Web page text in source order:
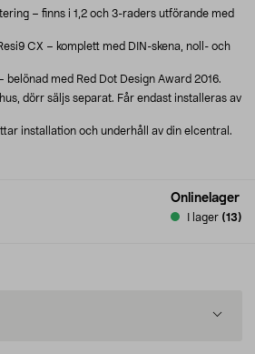
Onlinelager
I lager (13)
– finns i 1,2 och 3-raders utförande med
CX – komplett med DIN-skena, noll- och
belönad med Red Dot Design Award 2016.
dörr säljs separat. Får endast installeras av
installation och underhåll av din elcentral.